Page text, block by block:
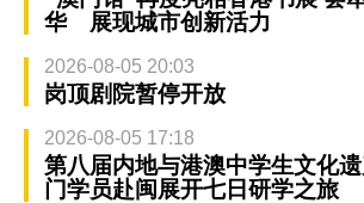
华 展现城市创新活力
2026-08-05 20:03
岗顶剧院暂停开放
2026-08-05 17:18
第八届内地与港澳中学生文化
门学员赴闽展开七日研学之旅